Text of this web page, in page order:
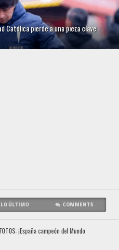
Católica pierde a una pieza clave
LO ÚLTIMO COMMENTS
FOTOS: ¡España campeón del Mundo